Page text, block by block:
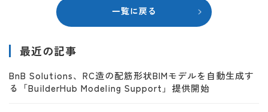
一覧に戻る
最近の記事
BnB Solutions、RC造の配筋形状BIMモデルを自動生成す
る「BuilderHub Modeling Support」提供開始